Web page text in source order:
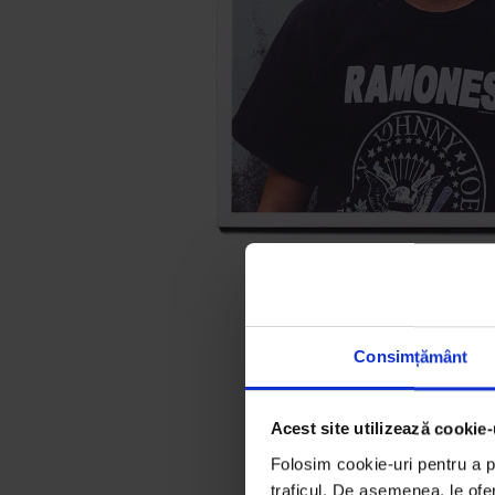
Consimțământ
Acest site utilizează
Folosim cookie-uri pentru a
traficul. De asemenea, le